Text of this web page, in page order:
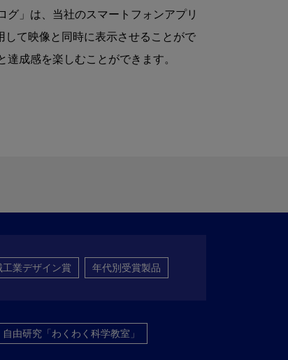
」は、当社のスマートフォンアプリ
して映像と同時に表示させることがで
成感を楽しむことができます。
工業デザイン賞 年代別受賞製品
自由研究「わくわく科学教室」